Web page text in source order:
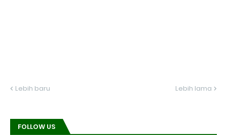
Lebih baru Lebih lama
FOLLOW US